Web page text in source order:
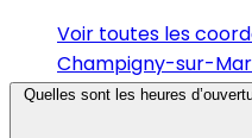
Voir toutes les
Champigny-sur-
Quelles sont les heures